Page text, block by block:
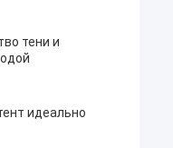
тени и
идеально